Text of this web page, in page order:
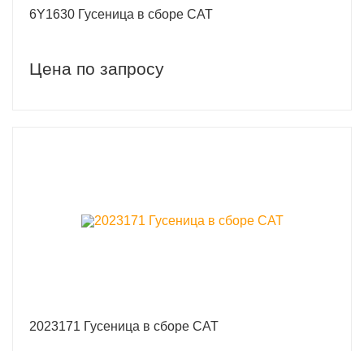
6Y1630 Гусеница в сборе CAT
Цена по запросу
2023171 Гусеница в сборе CAT